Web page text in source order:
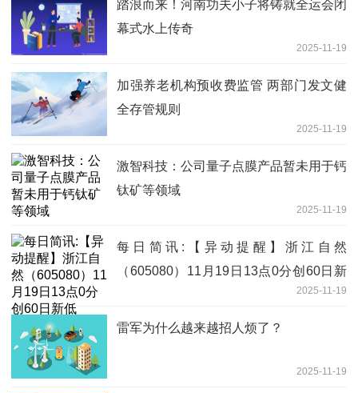
踏浪而来！河南功夫小子将铸就全运会闭
幕式水上传奇
2025-11-19
加强养老机构预收费监管 两部门发文健
全存管规则
2025-11-19
激智科技：公司量子点膜产品暂未用于钙
钛矿等领域
2025-11-19
每日简讯:【异动提醒】浙江自然
（605080）11月19日13点0分创60日新
2025-11-19
雷军为什么越来越招人烦了？
2025-11-19